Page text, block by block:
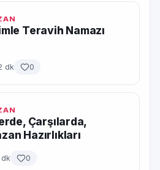
Teravih Namazı
dk 0
Çarşılarda,
Hazırlıkları
dk 0